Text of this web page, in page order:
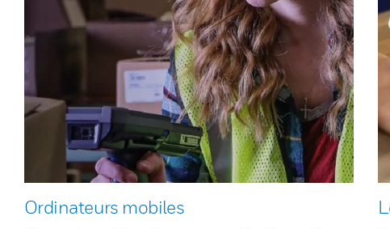
Ordinateurs mobiles